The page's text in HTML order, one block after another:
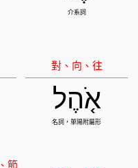
אֹ֤הֶל